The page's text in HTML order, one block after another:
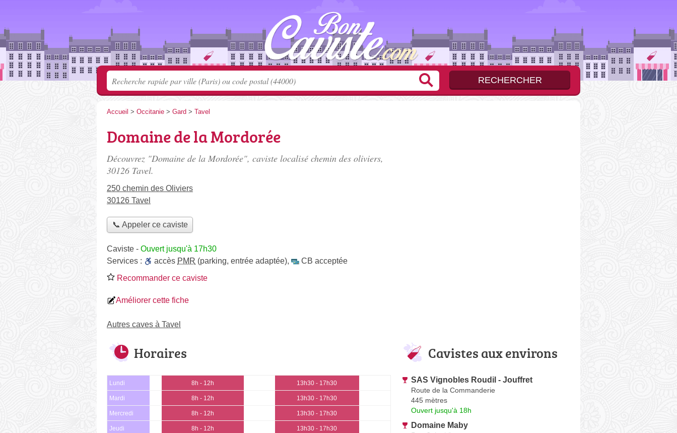
Accueil > Occitanie > Gard > Tavel
Domaine de la Mordorée
Découvrez "Domaine de la Mordorée", caviste localisé chemin des oliviers,
30126 Tavel.
250 chemin des Oliviers
30126 Tavel
📞 Appeler ce caviste
Caviste - Ouvert jusqu'à 17h30
Services :
accès PMR (parking, entrée adaptée),
CB acceptée
Recommander ce caviste
Améliorer cette fiche
Autres caves à Tavel
Horaires
Lundi 8h - 12h 13h30 - 17h30
Mardi 8h - 12h 13h30 - 17h30
Mercredi 8h - 12h 13h30 - 17h30
Jeudi 8h - 12h 13h30 - 17h30
Cavistes aux environs
SAS Vignobles Roudil - Jouffret
Route de la Commanderie
445 mètres
Ouvert jusqu'à 18h
Domaine Maby